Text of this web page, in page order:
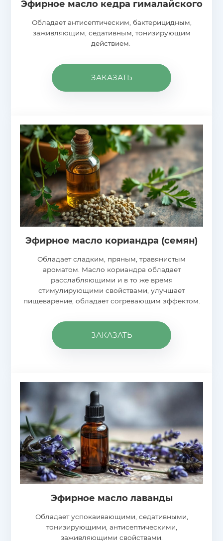
Эфирное масло кедра гималайского
Обладает антисептическим, бактерицидным,
заживляющим, седативным, тонизирующим
действием.
ЗАКАЗАТЬ
Эфирное масло кориандра (семян)
Обладает сладким, пряным, травянистым
ароматом. Масло кориандра обладает
расслабляющими и в то же время
стимулирующими свойствами, улучшает
пищеварение, обладает согревающим эффектом.
ЗАКАЗАТЬ
Эфирное масло лаванды
Обладает успокаивающими, седативными,
тонизирующими, антисептическими,
заживляющими свойствами.